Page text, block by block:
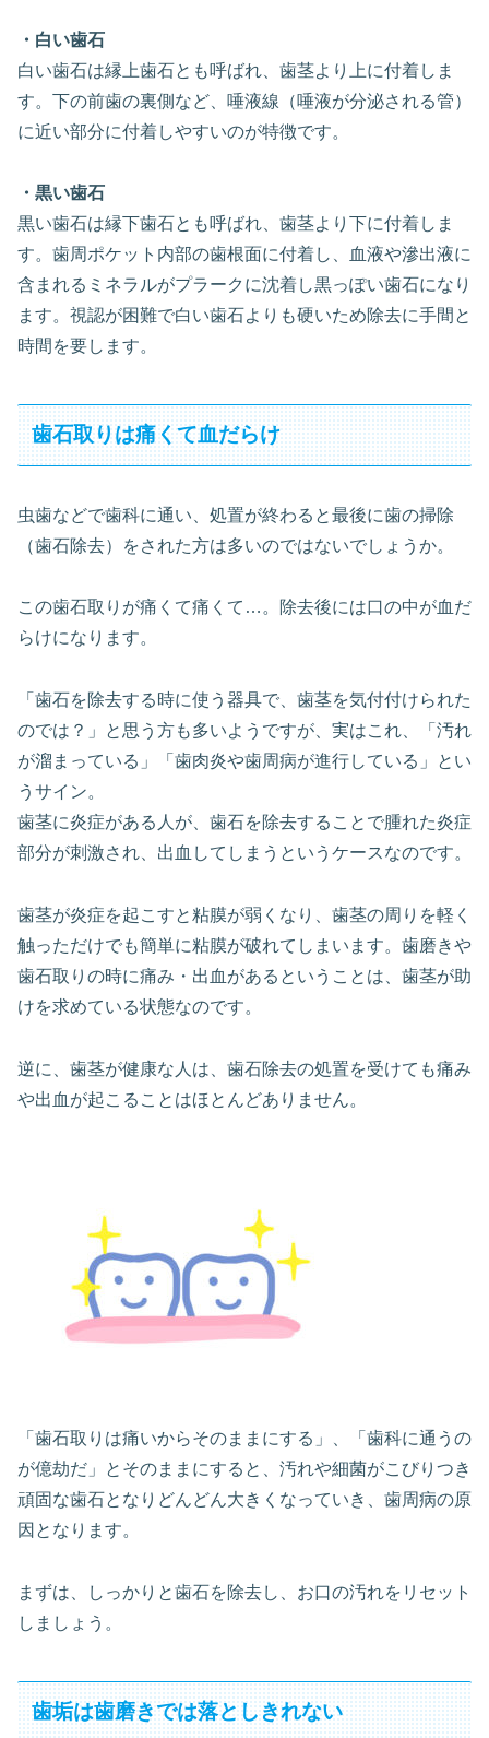
・白い歯石
白い歯石は縁上歯石とも呼ばれ、歯茎より上に付着しま
す。下の前歯の裏側など、唾液線（唾液が分泌される管）
に近い部分に付着しやすいのが特徴です。
・黒い歯石
黒い歯石は縁下歯石とも呼ばれ、歯茎より下に付着しま
す。歯周ポケット内部の歯根面に付着し、血液や滲出液に
含まれるミネラルがプラークに沈着し黒っぽい歯石になり
ます。視認が困難で白い歯石よりも硬いため除去に手間と
時間を要します。
歯石取りは痛くて血だらけ
虫歯などで歯科に通い、処置が終わると最後に歯の掃除
（歯石除去）をされた方は多いのではないでしょうか。
この歯石取りが痛くて痛くて…。除去後には口の中が血だ
らけになります。
「歯石を除去する時に使う器具で、歯茎を気付付けられた
のでは？」と思う方も多いようですが、実はこれ、「汚れ
が溜まっている」「歯肉炎や歯周病が進行している」とい
うサイン。
歯茎に炎症がある人が、歯石を除去することで腫れた炎症
部分が刺激され、出血してしまうというケースなのです。
歯茎が炎症を起こすと粘膜が弱くなり、歯茎の周りを軽く
触っただけでも簡単に粘膜が破れてしまいます。歯磨きや
歯石取りの時に痛み・出血があるということは、歯茎が助
けを求めている状態なのです。
逆に、歯茎が健康な人は、歯石除去の処置を受けても痛み
や出血が起こることはほとんどありません。
「歯石取りは痛いからそのままにする」、「歯科に通うの
が億劫だ」とそのままにすると、汚れや細菌がこびりつき
頑固な歯石となりどんどん大きくなっていき、歯周病の原
因となります。
まずは、しっかりと歯石を除去し、お口の汚れをリセット
しましょう。
歯垢は歯磨きでは落としきれない